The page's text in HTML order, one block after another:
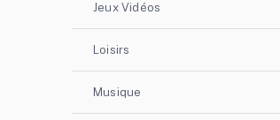
Jeux Vidéos
Loisirs
Musique